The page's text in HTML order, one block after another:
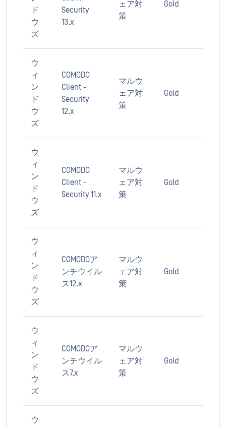
ド
ウ
ズ
Security
13.x
ェア対
策
Gold
ウ
ィ
ン
ド
ウ
ズ
COMODO
Client -
Security
12.x
マルウ
ェア対
策
Gold
ウ
ィ
ン
ド
ウ
ズ
COMODO
Client -
Security 11.x
マルウ
ェア対
策
Gold
ウ
ィ
ン
ド
ウ
ズ
COMODOア
ンチウイル
ス12.x
マルウ
ェア対
策
Gold
ウ
ィ
ン
ド
ウ
ズ
COMODOア
ンチウイル
ス7.x
マルウ
ェア対
策
Gold
ウ